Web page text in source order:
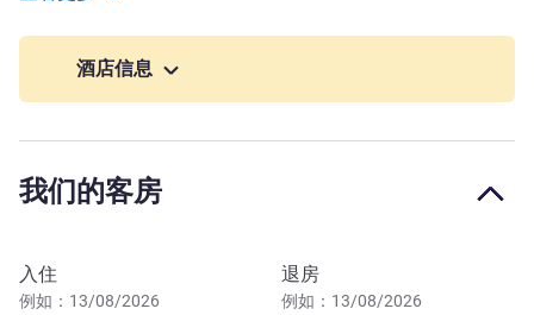
和高速无线网络。早晨供应热咖啡和糕点（含早餐）。宜必
思尚品图卢兹布拉尼亚克酒店 - 机场跑道附近的中途停留之
所，静候您随心悠享旅程。
间歇的短暂休憩？ 无论是哪种情况，您都将获得轻松顺利
的体验。无论白天还是夜晚，我们始终将以热情的服务迎接
您的到来。
酒店信息
我们的客房
预订此酒店
入住
例如：13/08/2026
退房
例如：13/08/2026